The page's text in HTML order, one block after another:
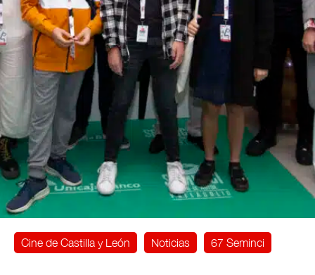
Cine de Castilla y León Noticias 67 Seminci